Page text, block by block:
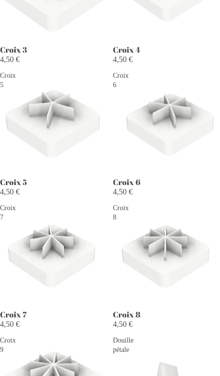
Croix 3
4,50 €
Croix 4
4,50 €
Croix
5
Croix 5
4,50 €
Croix
6
Croix 6
4,50 €
Croix
7
Croix 7
4,50 €
Croix
8
Croix 8
4,50 €
Croix
9
Douille
pétale